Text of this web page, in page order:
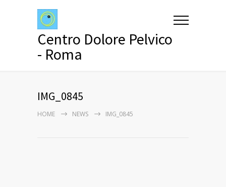
Centro Dolore Pelvico
- Roma
IMG_0845
HOME NEWS IMG_0845